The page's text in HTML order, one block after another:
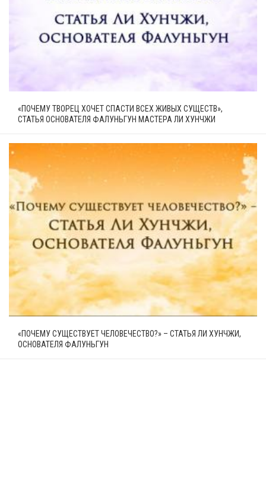
«ПОЧЕМУ ТВОРЕЦ ХОЧЕТ СПАСТИ ВСЕХ ЖИВЫХ СУЩЕСТВ»,
СТАТЬЯ ОСНОВАТЕЛЯ ФАЛУНЬГУН МАСТЕРА ЛИ ХУНЧЖИ
«ПОЧЕМУ СУЩЕСТВУЕТ ЧЕЛОВЕЧЕСТВО?» – СТАТЬЯ ЛИ ХУНЧЖИ,
ОСНОВАТЕЛЯ ФАЛУНЬГУН